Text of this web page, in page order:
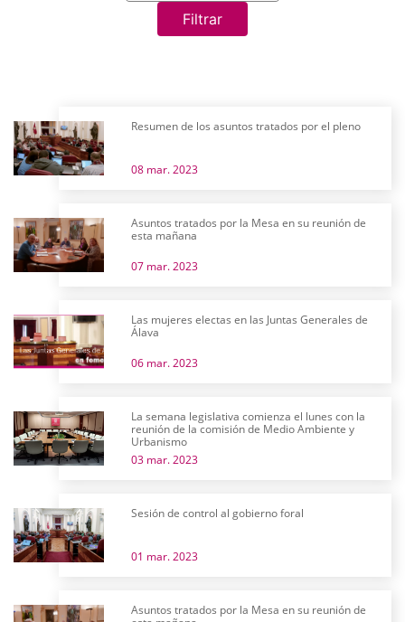
Filtrar
Resumen de los asuntos tratados por el pleno
08 mar. 2023
Asuntos tratados por la Mesa en su reunión de
esta mañana
07 mar. 2023
Las mujeres electas en las Juntas Generales de
Álava
06 mar. 2023
La semana legislativa comienza el lunes con la
reunión de la comisión de Medio Ambiente y
Urbanismo
03 mar. 2023
Sesión de control al gobierno foral
01 mar. 2023
Asuntos tratados por la Mesa en su reunión de